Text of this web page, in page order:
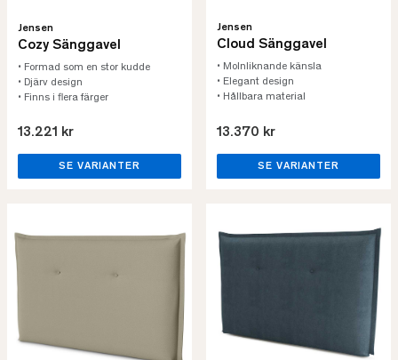
Jensen
Cozy Sänggavel
• Formad som en stor kudde
• Djärv design
• Finns i flera färger
13.221 kr
SE VARIANTER
Jensen
Cloud Sänggavel
• Molnliknande känsla
• Elegant design
• Hållbara material
13.370 kr
SE VARIANTER